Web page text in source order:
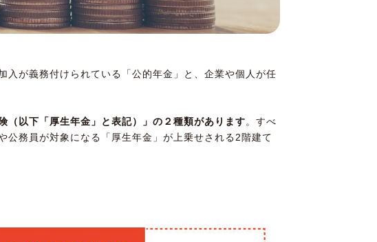
入が義務付けられている「公的年金」と、企業や個人が任
（以下「厚生年金」と表記）」の２種類があります。すべ
公務員が対象になる「厚生年金」が上乗せされる2階建て